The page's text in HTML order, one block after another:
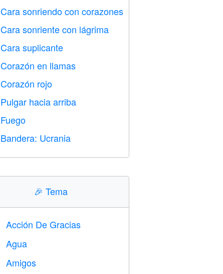
Cara sonriendo con corazones
Cara sonriente con lágrima
Cara suplicante
Corazón en llamas
Corazón rojo
Pulgar hacia arriba
Fuego
Bandera: Ucrania
🎉Tema
Acción De Gracias
Agua
Amigos